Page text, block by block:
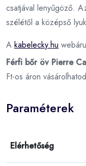
csatjával lenyűgöző.
szélétől a középső
A kabelecky.hu
Férfi bőr öv Pierre
Ft-os áron
Paraméterek
Elérhetőség